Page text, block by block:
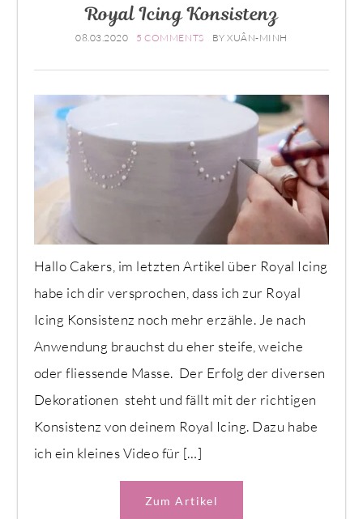
Royal Icing Konsistenz
08.03.2020 5 COMMENTS BYXUÂN-MINH
Hallo Cakers, im letzten Artikel über Royal Icing
habe ich dir versprochen, dass ich zur Royal
Icing Konsistenz noch mehr erzähle. Je nach
Anwendung brauchst du eher steife, weiche
oder fliessende Masse. Der Erfolg der diversen
Dekorationen steht und fällt mit der richtigen
Konsistenz von deinem Royal Icing. Dazu habe
ich ein kleines Video für […]
Zum Artikel